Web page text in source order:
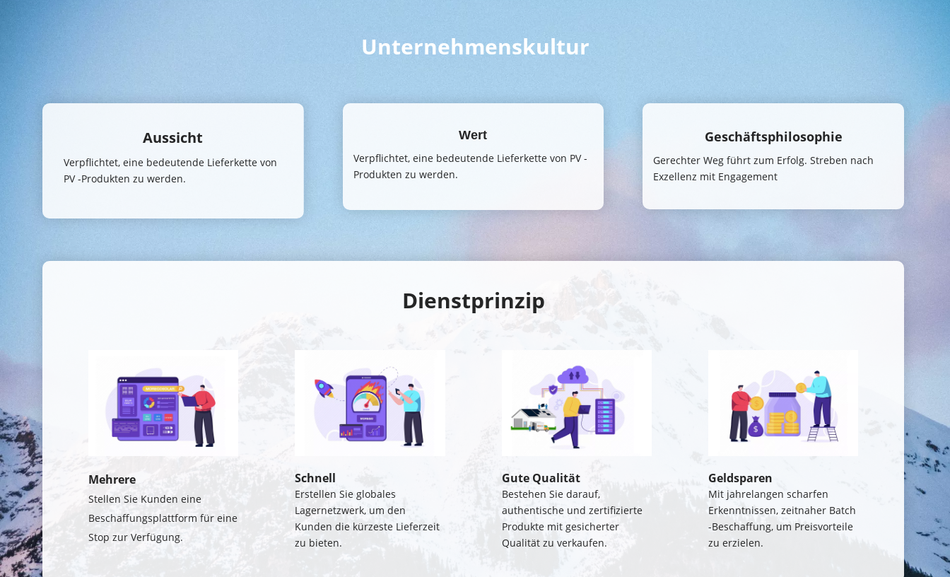
Unternehmenskultur
Aussicht
Verpflichtet, eine bedeutende Lieferkette von
PV -Produkten zu werden.
Wert
Verpflichtet, eine bedeutende Lieferkette von PV -
Produkten zu werden.
Geschäftsphilosophie
Gerechter Weg führt zum Erfolg. Streben nach
Exzellenz mit Engagement
Dienstprinzip
Mehrere
Stellen Sie Kunden eine
Beschaffungsplattform für eine
Stop zur Verfügung.
Schnell
Erstellen Sie globales
Lagernetzwerk, um den
Kunden die kürzeste Lieferzeit
zu bieten.
Gute Qualität
Bestehen Sie darauf,
authentische und zertifizierte
Produkte mit gesicherter
Qualität zu verkaufen.
Geldsparen
Mit jahrelangen scharfen
Erkenntnissen, zeitnaher Batch
-Beschaffung, um Preisvorteile
zu erzielen.